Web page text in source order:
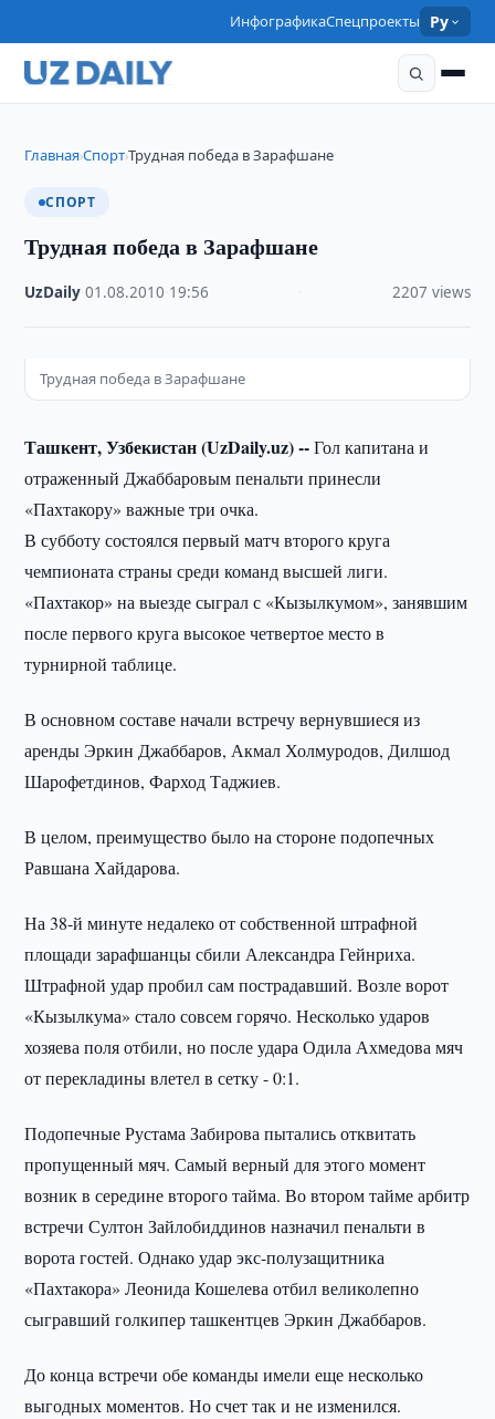
ИнфографикаСпецпроекты Ру
Главная›Спорт›Трудная победа в Зарафшане
СПОРТ
Трудная победа в Зарафшане
UzDaily ·01.08.2010 19:56 2207 views
Трудная победа в Зарафшане
Ташкент, Узбекистан (UzDaily.uz) --Гол капитана и
отраженный Джаббаровым пенальти принесли
«Пахтакору» важные три очка.
В субботу состоялся первый матч второго круга
чемпионата страны среди команд высшей лиги.
«Пахтакор» на выезде сыграл с «Кызылкумом», занявшим
после первого круга высокое четвертое место в
турнирной таблице.
В основном составе начали встречу вернувшиеся из
аренды Эркин Джаббаров, Акмал Холмуродов, Дилшод
Шарофетдинов, Фарход Таджиев.
В целом, преимущество было на стороне подопечных
Равшана Хайдарова.
На 38-й минуте недалеко от собственной штрафной
площади зарафшанцы сбили Александра Гейнриха.
Штрафной удар пробил сам пострадавший. Возле ворот
«Кызылкума» стало совсем горячо. Несколько ударов
хозяева поля отбили, но после удара Одила Ахмедова мяч
от перекладины влетел в сетку - 0:1.
Подопечные Рустама Забирова пытались отквитать
пропущенный мяч. Самый верный для этого момент
возник в середине второго тайма. Во втором тайме арбитр
встречи Султон Зайлобиддинов назначил пенальти в
ворота гостей. Однако удар экс-полузащитника
«Пахтакора» Леонида Кошелева отбил великолепно
сыгравший голкипер ташкентцев Эркин Джаббаров.
До конца встречи обе команды имели еще несколько
выгодных моментов. Но счет так и не изменился.